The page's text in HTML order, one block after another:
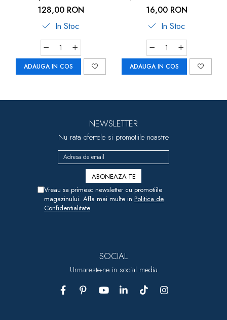
128,00 RON
In Stoc
ADAUGA IN COS
U-Grow
16,00 RON
In Stoc
ADAUGA IN COS
NEWSLETTER
Nu rata ofertele si promotiile noastre
Vreau sa primesc newsletter cu promotiile
magazinului. Afla mai multe in Politica de
Confidentialitate
SOCIAL
Urmareste-ne in social media